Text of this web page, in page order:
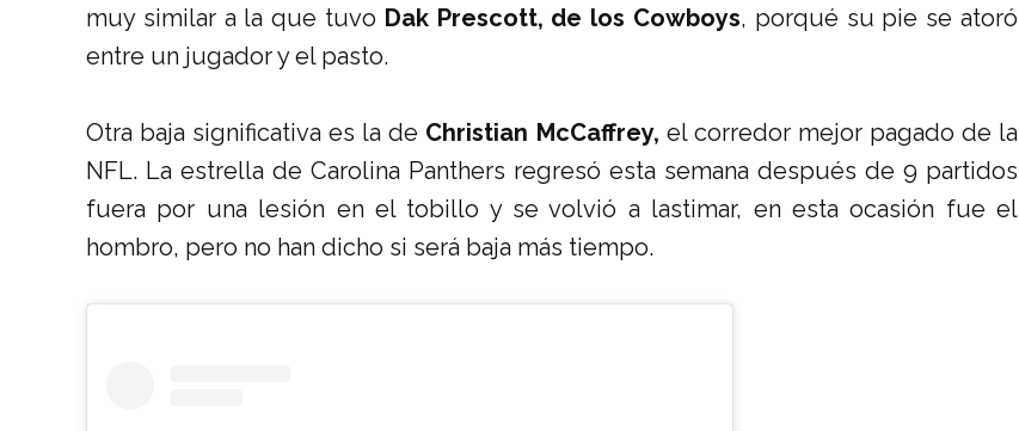
muy similar a la que tuvo Dak Prescott, de los Cowboys, porqué su pie se atoró
entre un jugador y el pasto.
Otra baja significativa es la de Christian McCaffrey, el corredor mejor pagado de la
NFL. La estrella de Carolina Panthers regresó esta semana después de 9 partidos
fuera por una lesión en el tobillo y se volvió a lastimar, en esta ocasión fue el
hombro, pero no han dicho si será baja más tiempo.